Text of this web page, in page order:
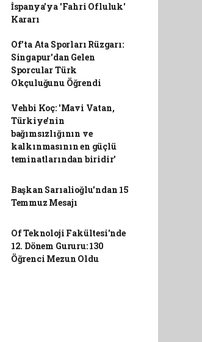
İspanya'ya 'Fahri Ofluluk'
Kararı
Of'ta Ata Sporları Rüzgarı:
Singapur'dan Gelen
Sporcular Türk
Okçuluğunu Öğrendi
Vehbi Koç: 'Mavi Vatan,
Türkiye'nin
bağımsızlığının ve
kalkınmasının en güçlü
teminatlarından biridir'
Başkan Sarıalioğlu'ndan 15
Temmuz Mesajı
Of Teknoloji Fakültesi'nde
12. Dönem Gururu: 130
Öğrenci Mezun Oldu